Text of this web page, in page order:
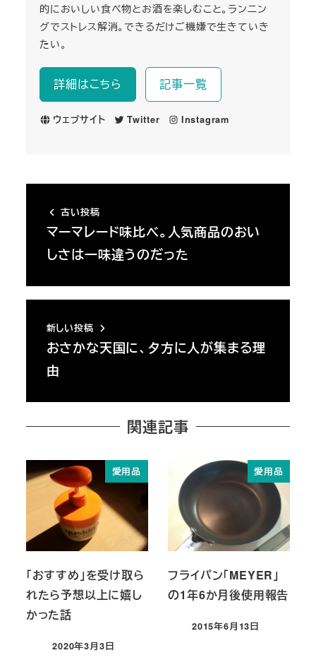
的においしい食べ物とお酒を楽しむこと。ランニン
グでストレス解消。できるだけご機嫌で生きていき
たい。
詳細はこちら 記事一覧
ウェブサイト Twitter Instagram
古い投稿
マーマレード味比べ。人気商品のおい
しさは一味違うのだった
新しい投稿
おさかな天国に、夕方に人が集まる理
由
関連記事
愛用品
「おすすめ」を受け取ら
れたら予想以上に嬉し
かった話
投稿日
2020年3月3日
愛用品
フライパン「MEYER」
の1年6か月後使用報告
投稿日
2015年6月13日